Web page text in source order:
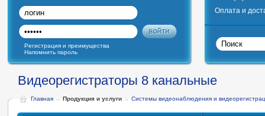
Оплата и
Регистрация и преимущества
Напомнить пароль
Видеорегистраторы 8 канальные
Главная → Продукция и услуги → Системы видеонаблюдения и